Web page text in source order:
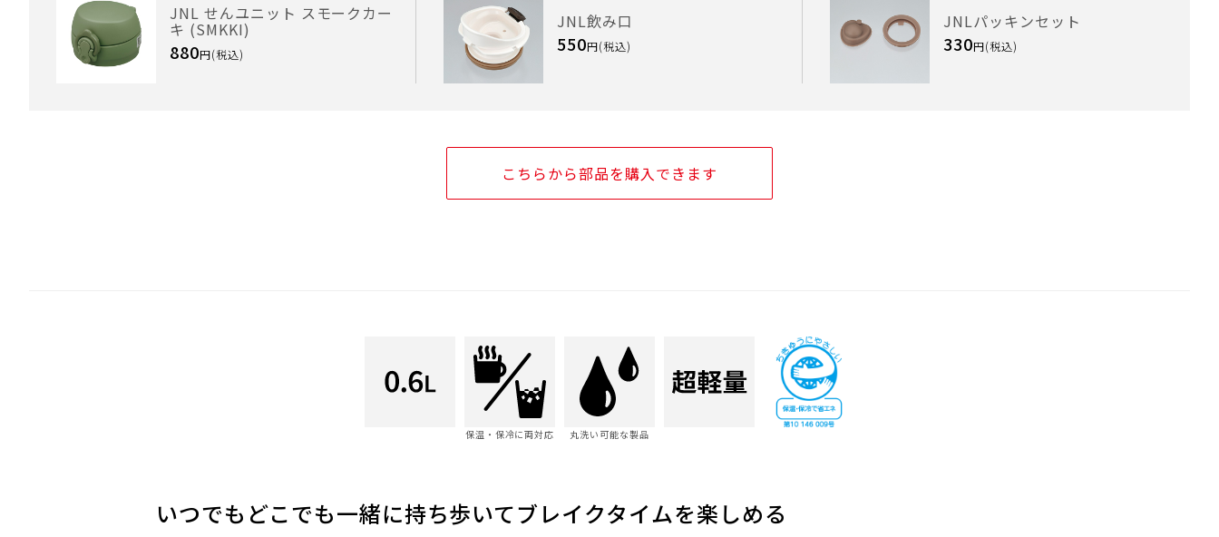
JNL せんユニット スモークカー
キ (SMKKI)
880円(税込)
JNL飲み口
550円(税込)
JNLパッキンセット
330円(税込)
こちらから部品を購入できます
保温・保冷に両対応 丸洗い可能な製品
いつでもどこでも一緒に持ち歩いてブレイクタイムを楽しめる